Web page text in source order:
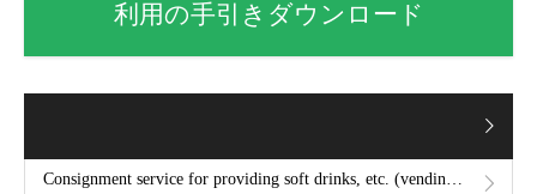
利用の手引きダウンロード